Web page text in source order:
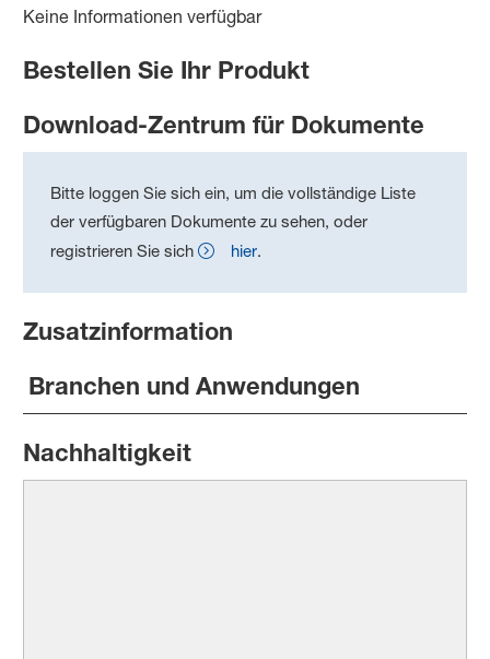
Keine Informationen verfügbar
Bestellen Sie Ihr Produkt
Download-Zentrum für Dokumente
Bitte loggen Sie sich ein, um die vollständige Liste
der verfügbaren Dokumente zu sehen, oder
registrieren Sie sich
hier.
Zusatzinformation
Branchen und Anwendungen
Nachhaltigkeit